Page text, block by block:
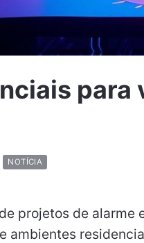
NOTÍCIA
projetos de alarme
ambientes